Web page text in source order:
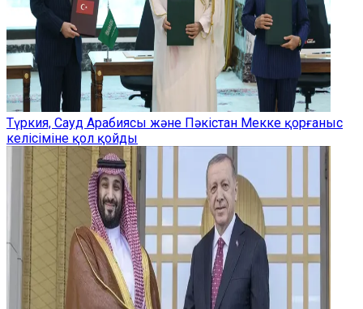
Түркия, Сауд Арабиясы және Пәкістан Мекке қорғаныс
келісіміне қол қойды